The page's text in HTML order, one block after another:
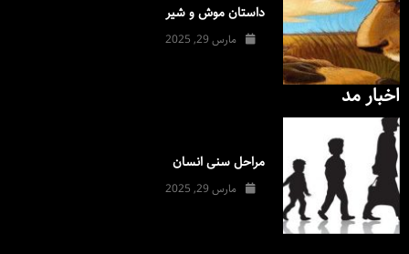
داستان موش و شیر
مارس 29, 2025
اخبار مد
مراحل سنی انسان
مارس 29, 2025